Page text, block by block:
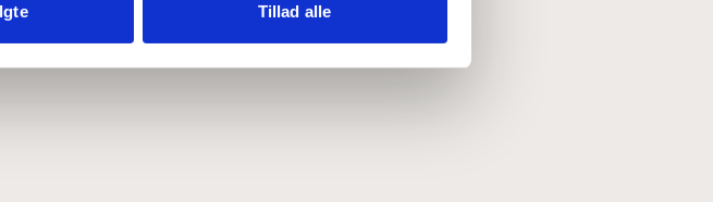
Tillad alle